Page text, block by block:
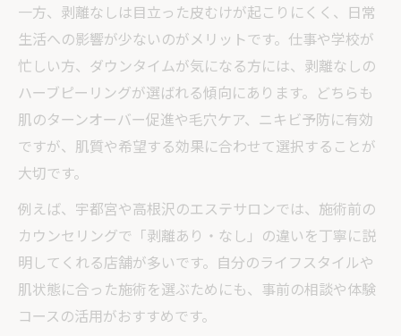
一方、剥離なしは目立った皮むけが起こりにくく、日常
生活への影響が少ないのがメリットです。仕事や学校が
忙しい方、ダウンタイムが気になる方には、剥離なしの
ハーブピーリングが選ばれる傾向にあります。どちらも
肌のターンオーバー促進や毛穴ケア、ニキビ予防に有効
ですが、肌質や希望する効果に合わせて選択することが
大切です。
例えば、宇都宮や高根沢のエステサロンでは、施術前の
カウンセリングで「剥離あり・なし」の違いを丁寧に説
明してくれる店舗が多いです。自分のライフスタイルや
肌状態に合った施術を選ぶためにも、事前の相談や体験
コースの活用がおすすめです。